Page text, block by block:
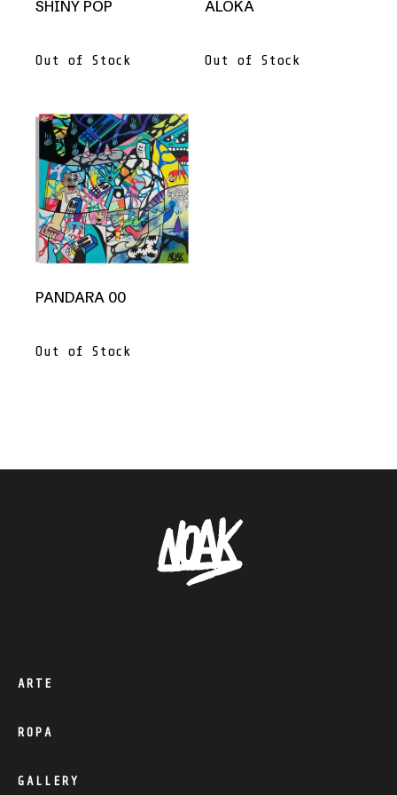
Guardar mi nombre, correo electrónico y
SHINY POP
Out of Stock
ALOKA
Out of Stock
PANDARA 00
Out of Stock
ARTE
ROPA
GALLERY